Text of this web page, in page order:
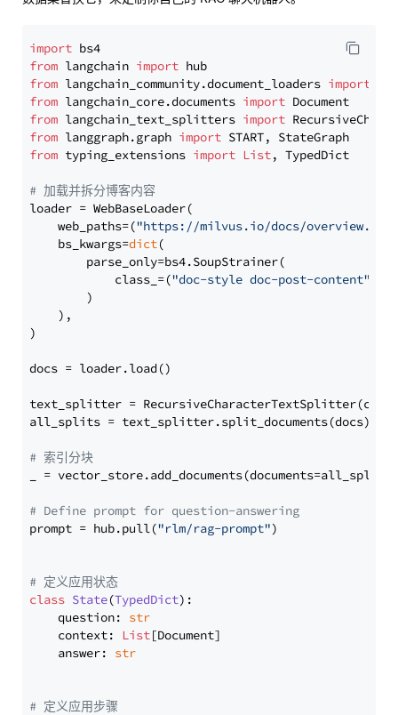
import
from langchain import
from langchain_community.document_loaders import
from langchain_core.documents import
from langchain_text_splitters import
from langgraph.graph import
from typing_extensions import List, TypedDict
# 加载并拆分博客内容
loader = WebBaseLoader(
    web_paths=(
"https://milvus.io/docs/overview.md"
    bs_kwargs=
dict(
        parse_only=bs4.SoupStrainer(
            class_=(
"doc-style doc-post-content"
        )
    ),
)
docs = loader.load()
text_splitter =
all_splits = text_splitter.split_documents(docs)
# 索引分块
_ = vector_store.add_documents(documents=all_splits)
# Define prompt for question-answering
prompt = hub.pull("rlm/rag-prompt")
# 定义应用状态
class State(TypedDict):
    question:
str
    context:
List[Document]
    answer:
str
# 定义应用步骤